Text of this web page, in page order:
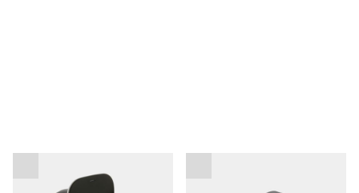
10W za v avto